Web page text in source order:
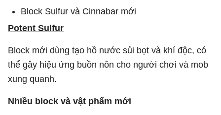
Block Sulfur và Cinnabar mới
Potent Sulfur
Block mới dùng tạo hồ nước sủi bọt và khí độc, có
thể gây hiệu ứng buồn nôn cho người chơi và mob
xung quanh.
Nhiều block và vật phẩm mới